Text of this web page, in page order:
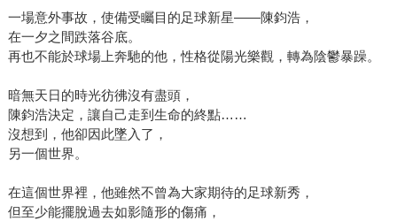
一場意外事故，使備受矚目的足球新星——陳鈞浩，
在一夕之間跌落谷底。
再也不能於球場上奔馳的他，性格從陽光樂觀，轉為陰鬱暴躁。
暗無天日的時光彷彿沒有盡頭，
陳鈞浩決定，讓自己走到生命的終點……
沒想到，他卻因此墜入了，
另一個世界。
在這個世界裡，他雖然不曾為大家期待的足球新秀，
但至少能擺脫過去如影隨形的傷痛，